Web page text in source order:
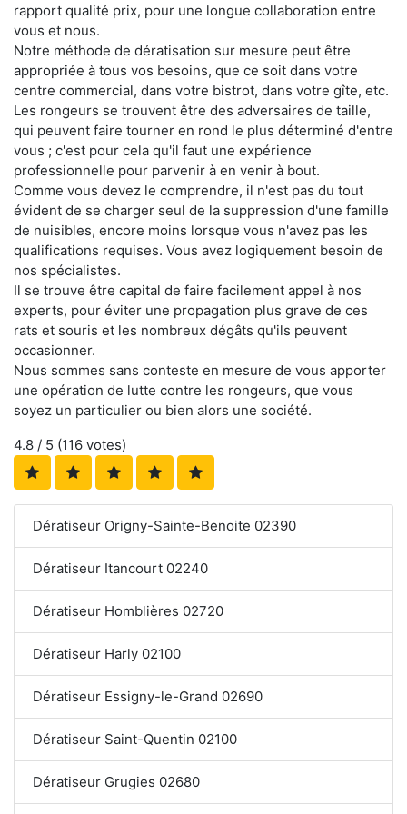
rapport qualité prix, pour une longue collaboration entre
vous et nous.
Notre méthode de dératisation sur mesure peut être
appropriée à tous vos besoins, que ce soit dans votre
centre commercial, dans votre bistrot, dans votre gîte, etc.
Les rongeurs se trouvent être des adversaires de taille,
qui peuvent faire tourner en rond le plus déterminé d'entre
vous ; c'est pour cela qu'il faut une expérience
professionnelle pour parvenir à en venir à bout.
Comme vous devez le comprendre, il n'est pas du tout
évident de se charger seul de la suppression d'une famille
de nuisibles, encore moins lorsque vous n'avez pas les
qualifications requises. Vous avez logiquement besoin de
nos spécialistes.
Il se trouve être capital de faire facilement appel à nos
experts, pour éviter une propagation plus grave de ces
rats et souris et les nombreux dégâts qu'ils peuvent
occasionner.
Nous sommes sans conteste en mesure de vous apporter
une opération de lutte contre les rongeurs, que vous
soyez un particulier ou bien alors une société.
4.8 / 5 (116 votes)
Dératiseur Origny-Sainte-Benoite 02390
Dératiseur Itancourt 02240
Dératiseur Homblières 02720
Dératiseur Harly 02100
Dératiseur Essigny-le-Grand 02690
Dératiseur Saint-Quentin 02100
Dératiseur Grugies 02680